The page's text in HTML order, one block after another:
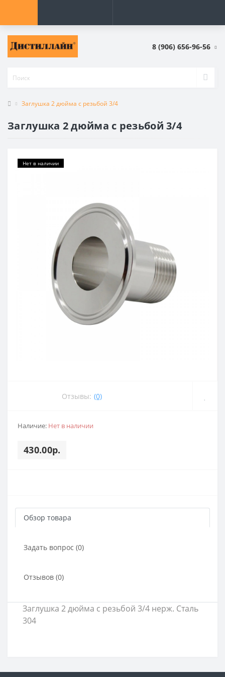
8 (906) 656-96-56
Заглушка 2 дюйма с резьбой 3/4
Заглушка 2 дюйма с резьбой 3/4
Нет в наличии
Отзывы: (0)
Наличие: Нет в наличии
430.00р.
Обзор товара
Задать вопрос (0)
Отзывов (0)
Заглушка 2 дюйма с резьбой 3/4 нерж. Сталь
304